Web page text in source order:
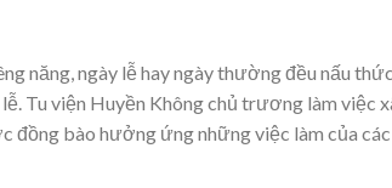
năng, ngày lễ hay ngày thường đều nấu
Tu viện Huyền Không chủ trương làm việc
đồng bào hưởng ứng những việc làm của